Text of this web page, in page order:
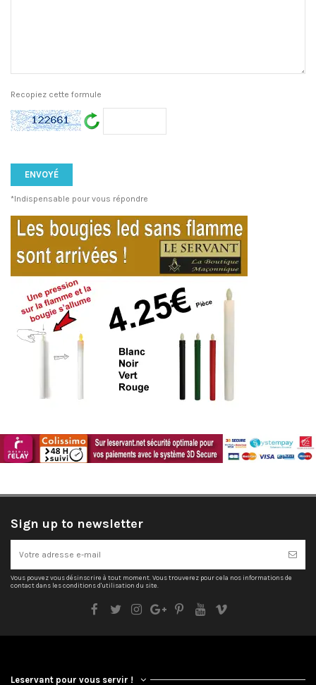
Recopiez cette formule
*Indispensable pour vous répondre
Sign up to newsletter
Vous pouvez vous désinscrire à tout moment. Vous trouverez pour cela nos informations de
contact dans les conditions d'utilisation du site.
Leservant pour vous servir !